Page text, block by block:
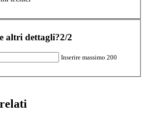
altri dettagli?2/2
Inserire massimo 200